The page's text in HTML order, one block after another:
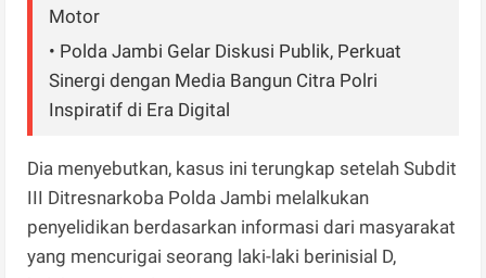
Motor
• Polda Jambi Gelar Diskusi Publik, Perkuat
Sinergi dengan Media Bangun Citra Polri
Inspiratif di Era Digital
Dia menyebutkan, kasus ini terungkap setelah Subdit
III Ditresnarkoba Polda Jambi melalkukan
penyelidikan berdasarkan informasi dari masyarakat
yang mencurigai seorang laki-laki berinisial D,